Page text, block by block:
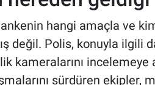
hangi amaçla ve
değil. Polis, konuyla ilgili
kameralarını incelemeye
sürdüren ekipler,